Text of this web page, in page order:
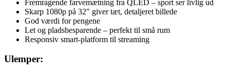
Fremragende farvemætning fra QLED – sport ser livlig ud
Skarp 1080p på 32″ giver tæt, detaljeret billede
God værdi for pengene
Let og pladsbesparende – perfekt til små rum
Responsiv smart-platform til streaming
Ulemper: